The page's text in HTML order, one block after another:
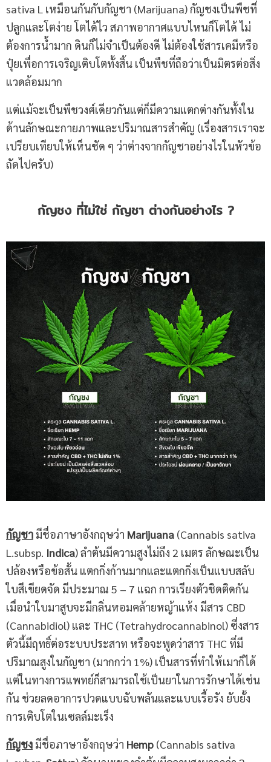
sativa L เหมือนกันกับกัญชา (Marijuana) กัญชงเป็นพืชที่
ปลูกและโตง่าย โตได้ไว สภาพอากาศแบบไหนก็โตได้ ไม่
ต้องการน้ำมาก ดินก็ไม่จำเป็นต้องดี ไม่ต้องใช้สารเคมีหรือ
ปุ๋ยเพื่อการเจริญเติบโตทั้งสิ้น เป็นพืชที่ถือว่าเป็นมิตรต่อสิ่ง
แวดล้อมมาก
แต่แม้จะเป็นพืชวงศ์เดียวกันแต่ก็มีความแตกต่างกันทั้งใน
ด้านลักษณะกายภาพและปริมาณสารสำคัญ (เรื่องสารเราจะ
เปรียบเทียบให้เห็นชัด ๆ ว่าต่างจากกัญชาอย่างไรในหัวข้อ
ถัดไปครับ)
กัญชง ที่ไม่ใช่ กัญชา ต่างกันอย่างไร ?
กัญชา มีชื่อภาษาอังกฤษว่า Marijuana (Cannabis sativa
L.subsp. Indica) ลำต้นมีความสูงไม่ถึง 2 เมตร ลักษณะเป็น
ปล้องหรือข้อสั้น แตกกิ่งก้านมากและแตกกิ่งเป็นแบบสลับ
ใบสีเขียดจัด มีประมาณ 5 – 7 แฉก การเรียงตัวชิดติดกัน
เมื่อนำใบมาสูบจะมีกลิ่นหอมคล้ายหญ้าแห้ง มีสาร CBD
(Cannabidiol) และ THC (Tetrahydrocannabinol) ซึ่งสาร
ตัวนี้มีฤทธิ์ต่อระบบประสาท หรือจะพูดว่าสาร THC ที่มี
ปริมาณสูงในกัญชา (มากกว่า 1%) เป็นสารที่ทำให้เมาก็ได้
แต่ในทางการแพทย์ก็สามารถใช้เป็นยาในการรักษาได้เช่น
กัน ช่วยลดอาการปวดแบบฉับพลันและแบบเรื้อรัง ยับยั้ง
การเติบโตในเซลล์มะเร็ง
กัญชง มีชื่อภาษาอังกฤษว่า Hemp (Cannabis sativa